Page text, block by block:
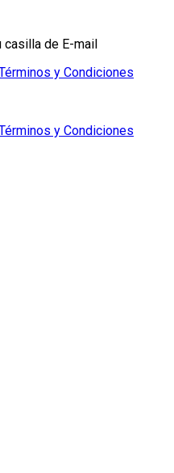
casilla de E-mail
y Condiciones
y Condiciones